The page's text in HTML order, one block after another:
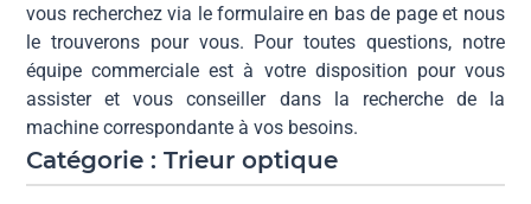
vous recherchez via le formulaire en bas de page et nous
le trouverons pour vous. Pour toutes questions, notre
équipe commerciale est à votre disposition pour vous
assister et vous conseiller dans la recherche de la
machine correspondante à vos besoins.
Catégorie : Trieur optique